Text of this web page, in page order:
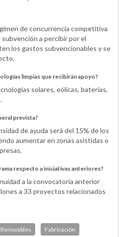
de concurrencia competitiva
a percibir por el
los gastos subvencionables y se
limpias que recibirán apoyo?
solares, eólicas, baterías,
prevista?
de ayuda será del 15% de los
aumentar en zonas asistidas o
respecto a iniciativas anteriores?
a la convocatoria anterior
a 33 proyectos relacionados
Fabricación